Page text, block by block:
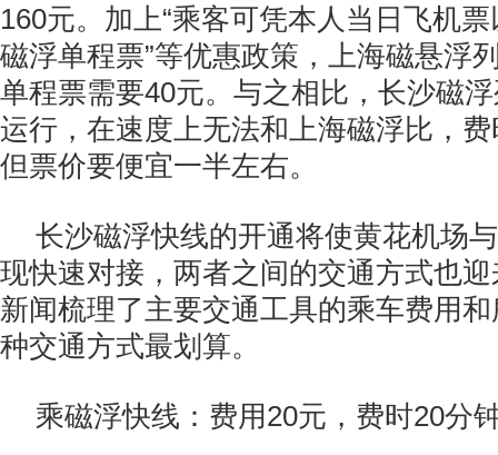
160元。加上“乘客可凭本人当日飞机
磁浮单程票”等优惠政策，上海磁悬浮
单程票需要40元。与之相比，长沙磁
运行，在速度上无法和上海磁浮比，
但票价要便宜一半左右。
长沙磁浮快线的开通将使黄花机场
现快速对接，两者之间的交通方式也
新闻梳理了主要交通工具的乘车费用
种交通方式最划算。
乘磁浮快线：费用20元，费时20分